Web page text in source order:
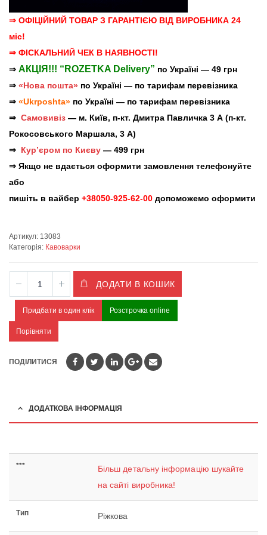
⇒ ОФІЦІЙНИЙ ТОВАР З ГАРАНТІЄЮ ВІД ВИРОБНИКА 24
міс!
⇒ ФІСКАЛЬНИЙ ЧЕК В НАЯВНОСТІ!
⇒ АКЦІЯ!!! “ROZETKA Delivery” по Україні — 49 грн
⇒ «Нова пошта» по Україні — по тарифам перевізника
⇒ «Ukrposhta» по Україні — по тарифам перевізника
⇒ Самовивіз — м. Київ, п-кт. Дмитра Павличка 3 А (п-кт.
Рокосовського Маршала, 3 А)
⇒ Кур’єром по Києву — 499 грн
⇒ Якщо не вдається оформити замовлення телефонуйте
або
пишіть в вайбер +38050-925-62-00 допоможемо оформити
Артикул: 13083
Категорія: Кавоварки
ДОДАТИ В КОШИК
Придбати в один клік Розстрочка online
Порівняти
ПОДІЛИТИСЯ
ДОДАТКОВА ІНФОРМАЦІЯ
***
Більш детальну інформацію шукайте
на сайті виробника!
Тип Ріжкова